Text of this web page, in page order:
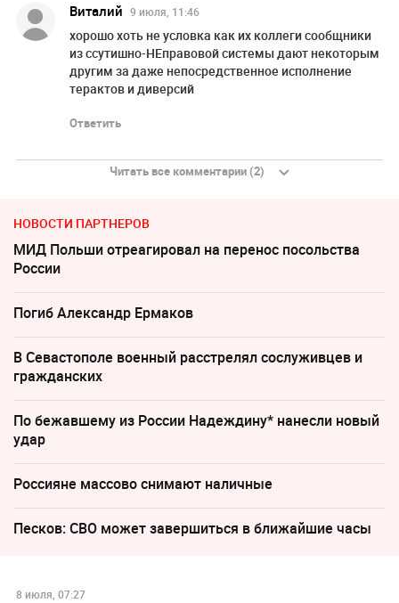
Виталий 9 июля, 11:46
хорошо хоть не условка как их коллеги сообщники
из ссутишно-НЕправовой системы дают некоторым
другим за даже непосредственное исполнение
терактов и диверсий
Ответить
Читать все комментарии (2)
НОВОСТИ ПАРТНЕРОВ
МИД Польши отреагировал на перенос посольства
России
Погиб Александр Ермаков
В Севастополе военный расстрелял сослуживцев и
гражданских
По бежавшему из России Надеждину* нанесли новый
удар
Россияне массово снимают наличные
Песков: СВО может завершиться в ближайшие часы
8 июля, 07:27